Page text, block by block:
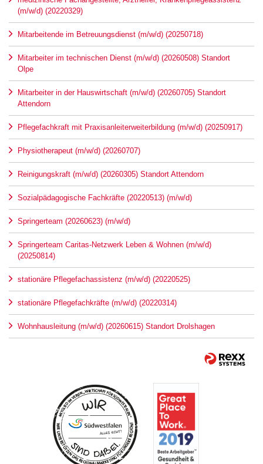
(m/w/d) (20220329)
Mitarbeitende im Betreuungsdienst (m/w/d) (20250718)
Mitarbeiter im technischen Dienst (m/w/d) (20260508) Standort
Olpe
Mitarbeiter in der Hauswirtschaft (m/w/d) (20260705) Standort
Attendorn
Pflegefachkraft mit Praxisanleiterweiterbildung (m/w/d) (20250917)
Physiotherapeut (m/w/d) (20260707)
Reinigungskraft (m/w/d) (20260305) Standort Attendorn
Sozialpädagogische Fachkräfte (20220513) (m/w/d)
Springerteam (20260623) (m/w/d)
Springerteam Caritas-Netzwerk Leben & Wohnen (m/w/d)
(20250814)
stationäre Pflegefachassistenz (m/w/d) (20220525)
stationäre Pflegefachkräfte (m/w/d) (20220314)
Wohnhausleitung (m/w/d) (20260615) Standort Drolshagen